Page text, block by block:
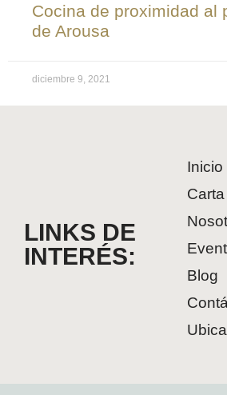
Cocina de proximidad al
de Arousa
diciembre 9, 2021
LINKS DE
INTERÉS:
Inicio
Carta
Blog